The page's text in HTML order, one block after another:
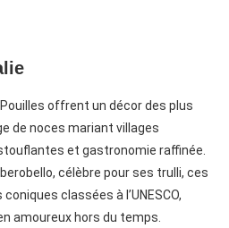
Pouilles offrent un décordes plus
de noces mariant villages
et gastronomie raffinée.
célèbre pour ses trulli, ces
classées à l’UNESCO,
amoureux hors du temps.